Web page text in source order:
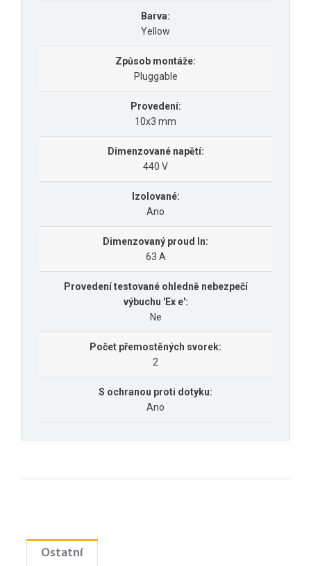
Barva:
Yellow
Způsob montáže:
Pluggable
Provedení:
10x3 mm
Dimenzované napětí:
440 V
Izolované:
Ano
Dimenzovaný proud In:
63 A
Provedení testované ohledně nebezpečí
výbuchu 'Ex e':
Ne
Počet přemostěných svorek:
2
S ochranou proti dotyku:
Ano
Ostatní